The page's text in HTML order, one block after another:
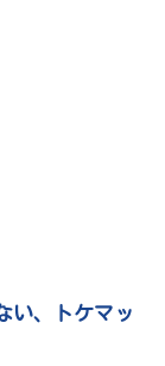
い、トケマッ